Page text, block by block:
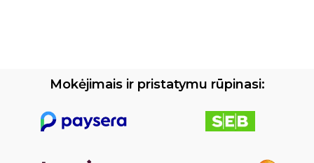
Mokėjimais ir pristatymu rūpinasi: